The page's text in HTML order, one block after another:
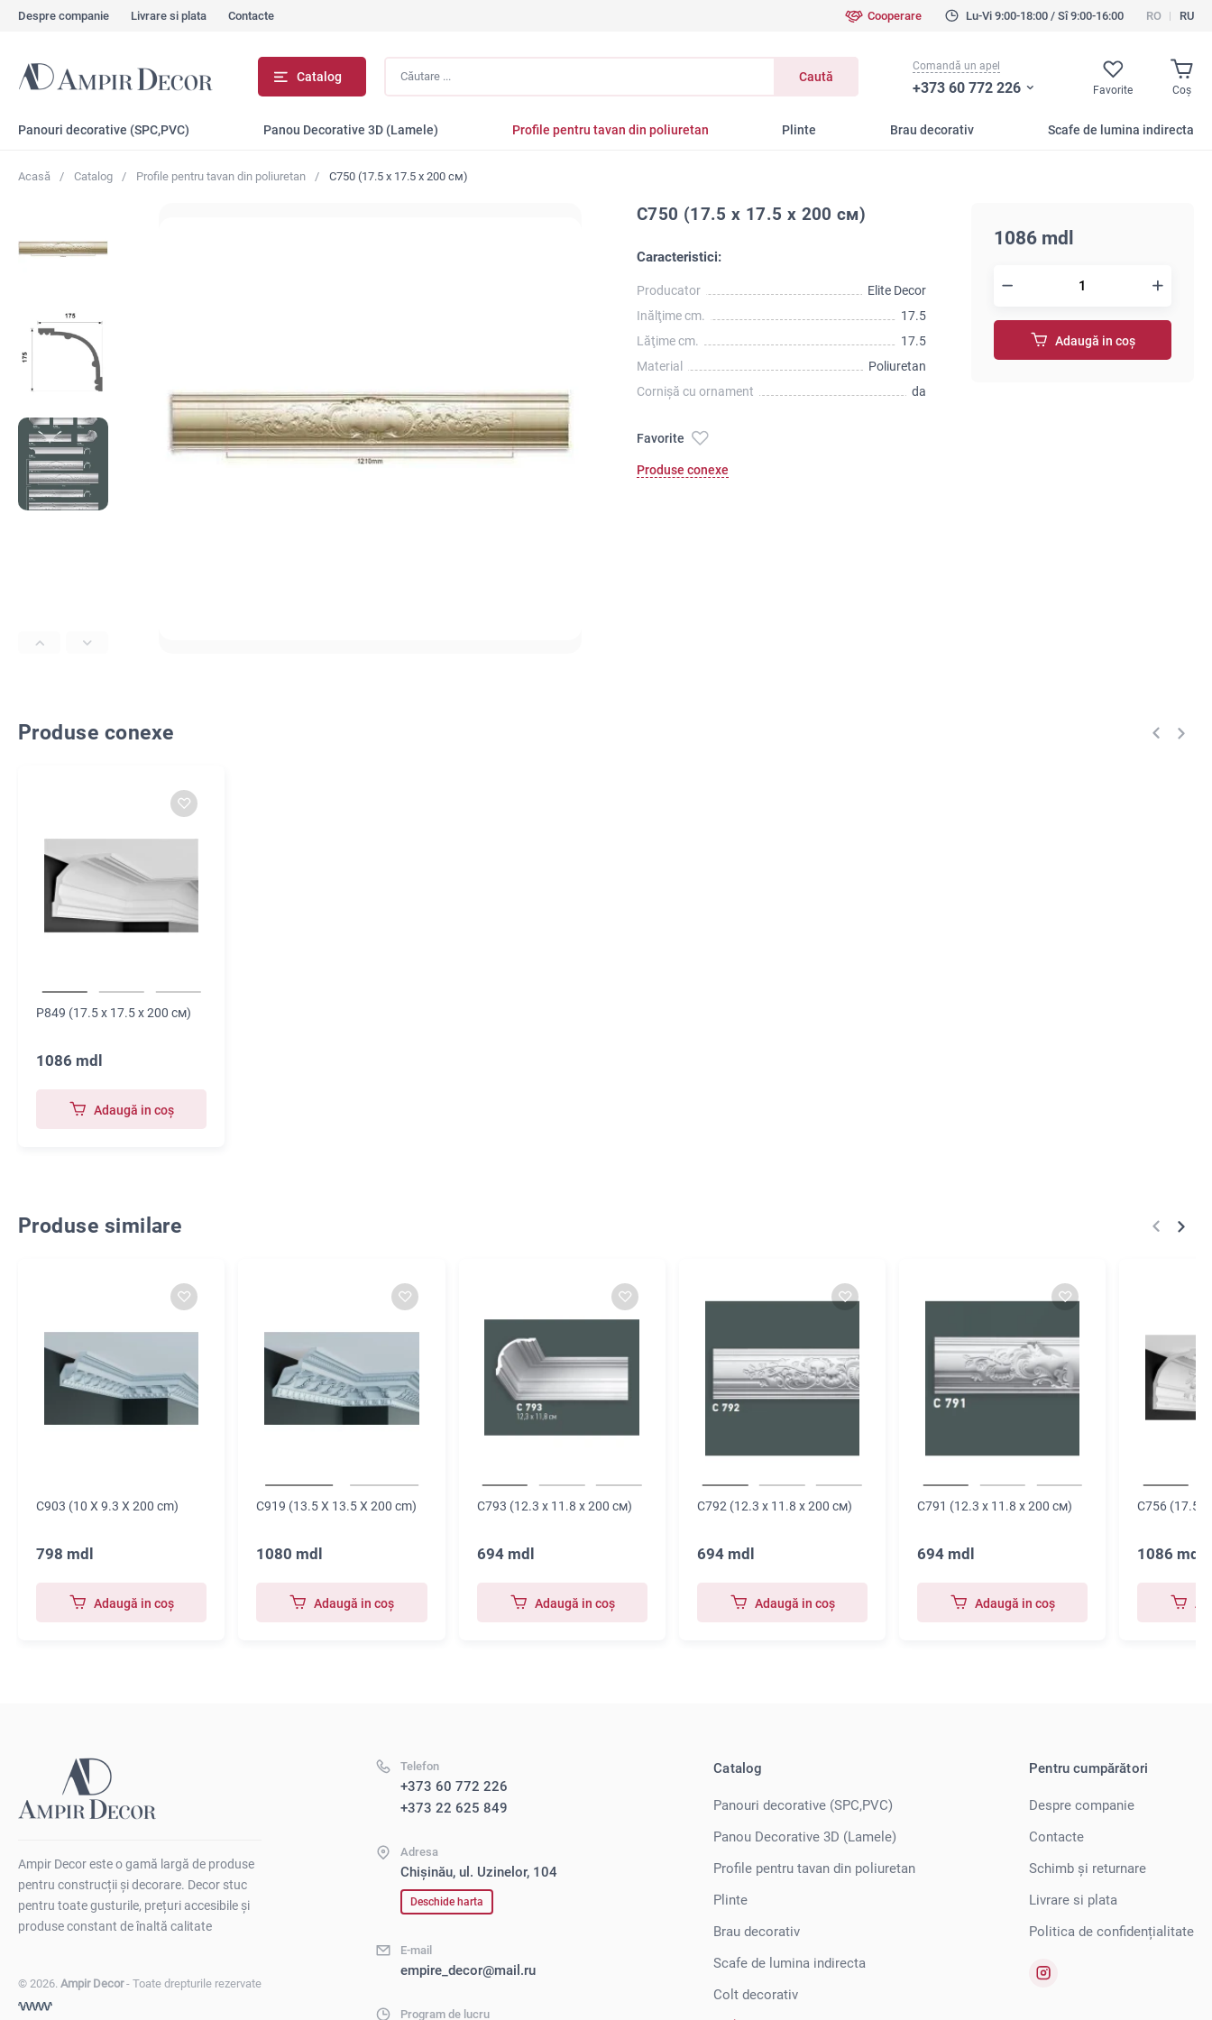
Despre companie Livrare si plata Contacte Cooperare Lu-Vi 9:00-18:00 / Sî 9:00-16:00 RO RU
Catalog Caută
Comandă un apel
+373 60 772 226 Favorite Coş
Panouri decorative (SPC,PVC) Panou Decorative 3D (Lamele) Profile pentru tavan din poliuretan Plinte Brau decorativ Scafe de lumina indirecta
Acasă Catalog Profile pentru tavan din poliuretan C750 (17.5 x 17.5 x 200 см)
C750 (17.5 x 17.5 x 200 см)
Caracteristici:
Producator
Elite Decor
Inălţime cm.
17.5
Lăţime cm.
17.5
Material
Poliuretan
Cornișă cu ornament
da
Favorite
Produse conexe
1086 mdl
Adaugă in coş
Produse conexe
P849 (17.5 x 17.5 x 200 см)
1086 mdl
Adaugă in coş
Produse similare
C903 (10 X 9.3 X 200 cm)
798 mdl
Adaugă in coş
C919 (13.5 X 13.5 X 200 cm)
1080 mdl
Adaugă in coş
C793 (12.3 x 11.8 x 200 см)
694 mdl
Adaugă in coş
C792 (12.3 x 11.8 x 200 см)
694 mdl
Adaugă in coş
C791 (12.3 x 11.8 x 200 см)
694 mdl
Adaugă in coş
C756 (17.5
1086 mdl
Ampir Decor este o gamă largă de produse
pentru construcții și decorare. Decor stuc
pentru toate gusturile, prețuri accesibile și
produse constant de înaltă calitate
© 2026. Ampir Decor- Toate drepturile rezervate
Telefon
+373 60 772 226
+373 22 625 849
Adresa
Chișinău, ul. Uzinelor, 104
Deschide harta
E-mail
empire_decor@mail.ru
Program de lucru
Catalog
Panouri decorative (SPC,PVC)
Panou Decorative 3D (Lamele)
Profile pentru tavan din poliuretan
Plinte
Brau decorativ
Scafe de lumina indirecta
Colt decorativ
Pentru cumpărători
Despre companie
Contacte
Schimb și returnare
Livrare si plata
Politica de confidențialitate